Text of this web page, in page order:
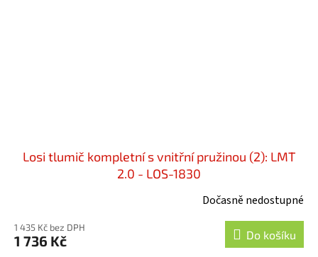
Losi tlumič kompletní s vnitřní pružinou (2): LMT
2.0 - LOS-1830
Dočasně nedostupné
1 435 Kč bez DPH
1 736 Kč Do košíku